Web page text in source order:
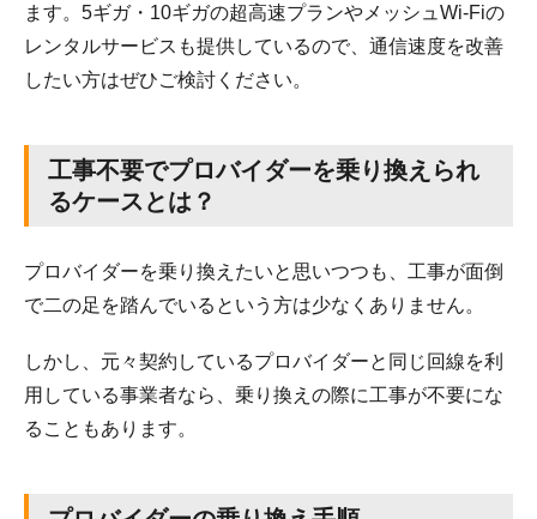
ます。5ギガ・10ギガの超高速プランやメッシュWi-Fiの
レンタルサービスも提供しているので、通信速度を改善
したい方はぜひご検討ください。
工事不要でプロバイダーを乗り換えられ
るケースとは？
プロバイダーを乗り換えたいと思いつつも、工事が面倒
で二の足を踏んでいるという方は少なくありません。
しかし、元々契約しているプロバイダーと同じ回線を利
用している事業者なら、乗り換えの際に工事が不要にな
ることもあります。